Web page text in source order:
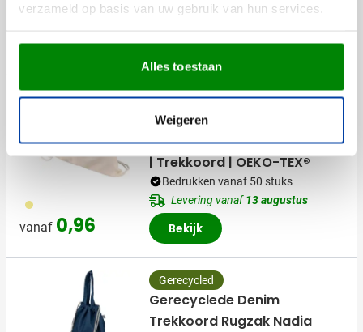
verzameld op basis van uw gebruik van hun services.
Alles toestaan
Weigeren
vanaf 1,82 0,73
Levering vanaf
Bekijk
013
vanaf 0,96
Duurzaam
Snel
Rugzak Georgia | 7 L | Katoen
| Trekkoord | OEKO-TEX®
Bedrukken vanaf 50 stuks
Levering vanaf13 augustus
Bekijk
Gerecycled
Gerecyclede Denim
Trekkoord Rugzak Nadia